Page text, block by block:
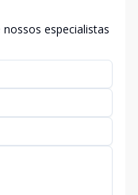
especialistas